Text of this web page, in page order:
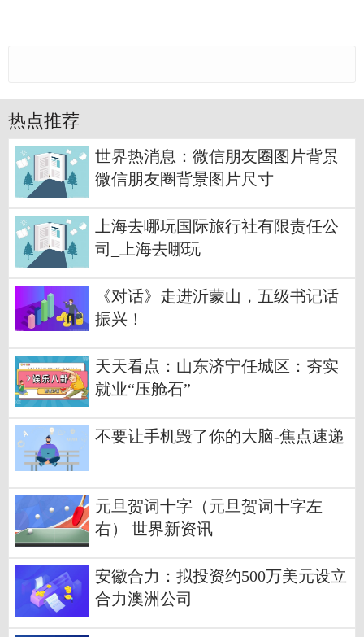
热点推荐
世界热消息：微信朋友圈图片背景_
微信朋友圈背景图片尺寸
上海去哪玩国际旅行社有限责任公
司_上海去哪玩
《对话》走进沂蒙山，五级书记话
振兴！
天天看点：山东济宁任城区：夯实
就业“压舱石”
不要让手机毁了你的大脑-焦点速递
元旦贺词十字（元旦贺词十字左
右） 世界新资讯
安徽合力：拟投资约500万美元设立
合力澳洲公司